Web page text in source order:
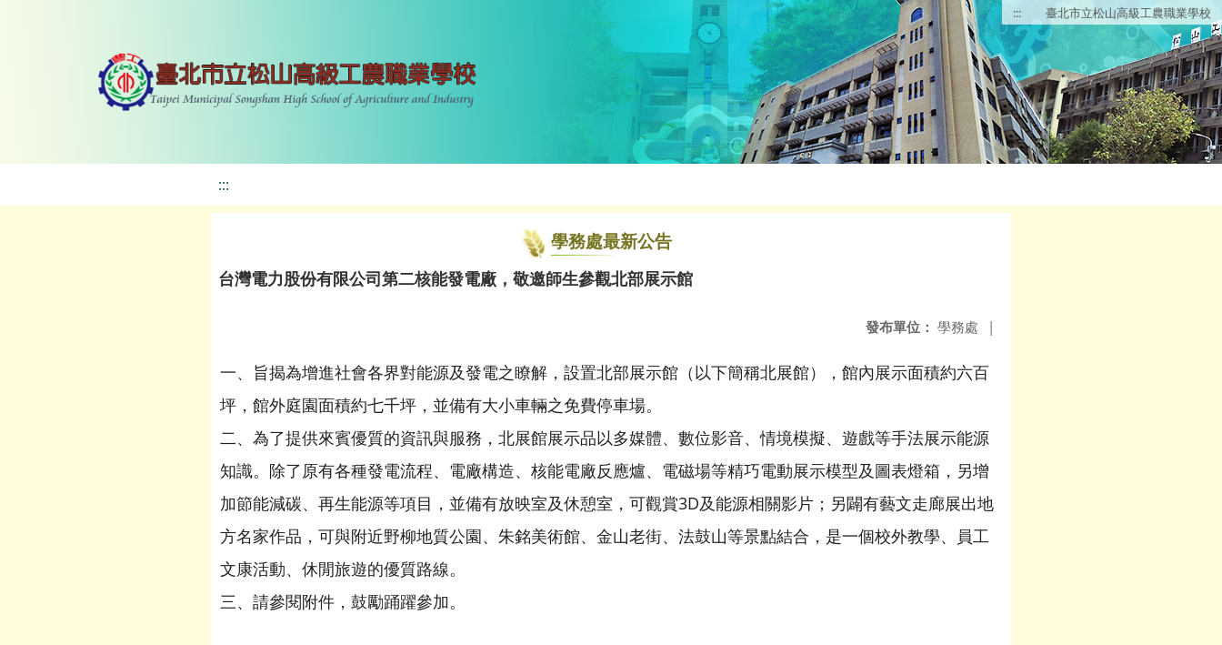
::: 臺北市立松山高級工農職業學校
:::
學務處最新公告
台灣電力股份有限公司第二核能發電廠，敬邀師生參觀北部展示館
發布單位： 學務處 |
一、旨揭為增進社會各界對能源及發電之瞭解，設置北部展示館（以下簡稱北展館），館內展示面積約六百
坪，館外庭園面積約七千坪，並備有大小車輛之免費停車場。
二、為了提供來賓優質的資訊與服務，北展館展示品以多媒體、數位影音、情境模擬、遊戲等手法展示能源
知識。除了原有各種發電流程、電廠構造、核能電廠反應爐、電磁場等精巧電動展示模型及圖表燈箱，另增
加節能減碳、再生能源等項目，並備有放映室及休憩室，可觀賞3D及能源相關影片；另闢有藝文走廊展出地
方名家作品，可與附近野柳地質公園、朱銘美術館、金山老街、法鼓山等景點結合，是一個校外教學、員工
文康活動、休閒旅遊的優質路線。
三、請參閱附件，鼓勵踊躍參加。